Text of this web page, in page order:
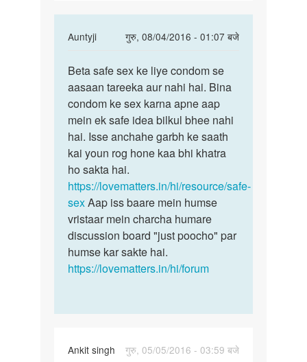
Auntyji
गुरु, 08/04/2016 - 01:07 बजे
In
to
Kya
madam
condom
se
accha
koi
by
Vinayabc
Beta
safe
sex
ke
liye
condom
Beta safe sex ke liye condom se
aasaan tareeka aur nahi hai. Bina
condom ke sex karna apne aap
mein ek safe idea bilkul bhee nahi
hai. Isse anchahe garbh ke saath
kai youn rog hone kaa bhi khatra
ho sakta hai.
https://lovematters.in/hi/resource/safe-
sexAap iss baare mein humse
vristaar mein charcha humare
discussion board "just poocho" par
humse kar sakte hai.
https://lovematters.in/hi/forum
Ankit singh
गुरु, 05/05/2016 - 03:59 बजे